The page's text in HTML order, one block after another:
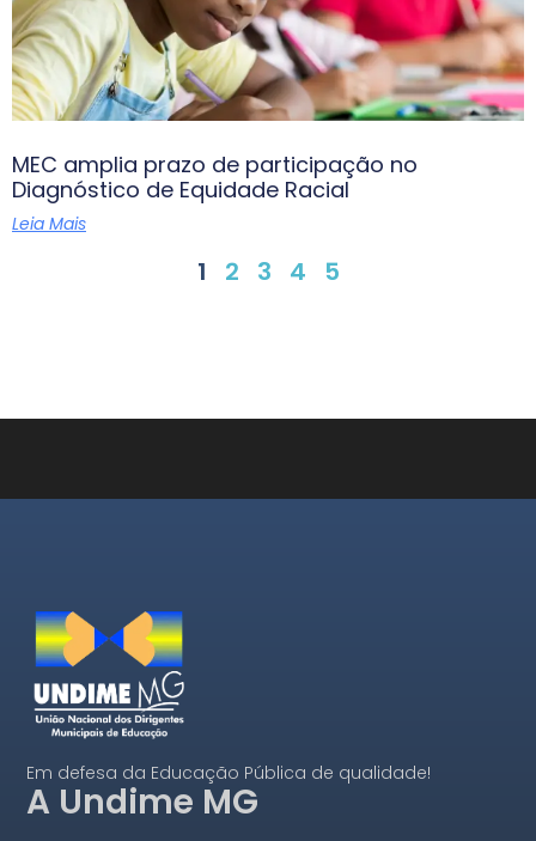
MEC amplia prazo de participação no
Diagnóstico de Equidade Racial
Leia Mais
1 2 3 4 5
Em defesa da Educação Pública de qualidade!
A Undime MG